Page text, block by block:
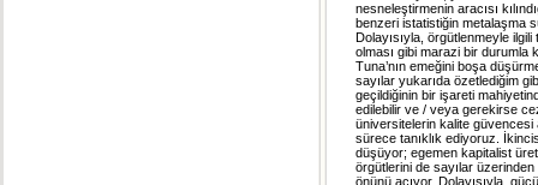
nesneleştirmenin aracısı
benzeri istatistiğin metalaşma
Dolayısıyla, örgütlenmeyle
olması gibi marazi bir durumla
Tuna’nın emeğini boşa
sayılar yukarıda özetlediğim
geçildiğinin bir işareti
edilebilir ve / veya gerekirse
üniversitelerin kalite güvencesi
sürece tanıklık ediyoruz.
düşüyor; egemen kapitalist
örgütlerini de sayılar
önünü açıyor. Dolayısıyla,